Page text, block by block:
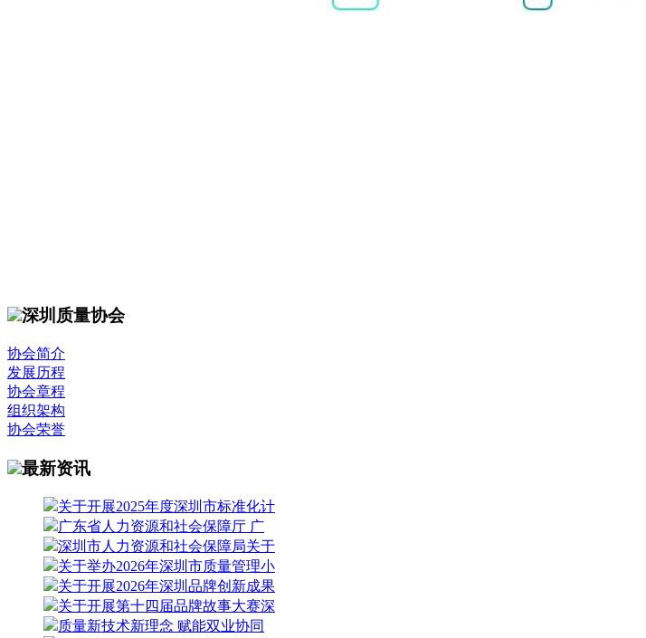
深圳质量协会
协会简介
发展历程
协会章程
组织架构
协会荣誉
最新资讯
关于开展2025年度深圳市标准化计
广东省人力资源和社会保障厅 广
深圳市人力资源和社会保障局关于
关于举办2026年深圳市质量管理小
关于开展2026年深圳品牌创新成果
关于开展第十四届品牌故事大赛深
质量新技术新理念 赋能双业协同